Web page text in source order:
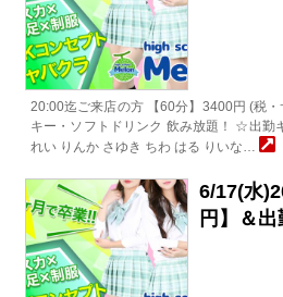
20:00迄ご来店の方 【60分】3400円 (税
キー・ソフトドリンク 飲み放題！ ☆出勤
れい りんか さゆき ちわ はる りいな…
6/17(水
円】＆